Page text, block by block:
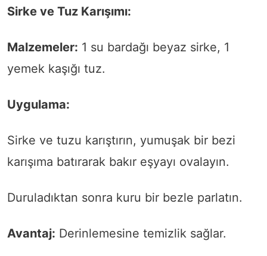
Sirke ve Tuz Karışımı:
Malzemeler: 1 su bardağı beyaz sirke, 1
yemek kaşığı tuz.
Uygulama:
Sirke ve tuzu karıştırın, yumuşak bir bezi
karışıma batırarak bakır eşyayı ovalayın.
Duruladıktan sonra kuru bir bezle parlatın.
Avantaj: Derinlemesine temizlik sağlar.